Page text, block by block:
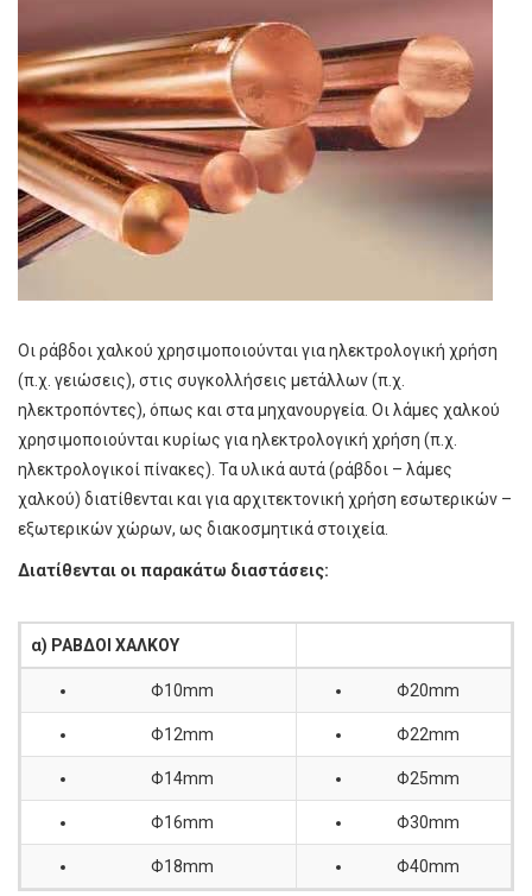
Οι ράβδοι χαλκού χρησιμοποιούνται για ηλεκτρολογική χρήση
(π.χ. γειώσεις), στις συγκολλήσεις μετάλλων (π.χ.
ηλεκτροπόντες), όπως και στα μηχανουργεία. Οι λάμες χαλκού
χρησιμοποιούνται κυρίως για ηλεκτρολογική χρήση (π.χ.
ηλεκτρολογικοί πίνακες). Τα υλικά αυτά (ράβδοι – λάμες
χαλκού) διατίθενται και για αρχιτεκτονική χρήση εσωτερικών –
εξωτερικών χώρων, ως διακοσμητικά στοιχεία.
Διατίθενται οι παρακάτω διαστάσεις:
α) ΡΑΒΔΟΙ ΧΑΛΚΟΥ
Φ10mm Φ20mm
Φ12mm Φ22mm
Φ14mm Φ25mm
Φ16mm Φ30mm
Φ18mm Φ40mm